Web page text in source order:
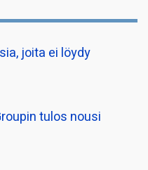
joita ei löydy
tulos nousi